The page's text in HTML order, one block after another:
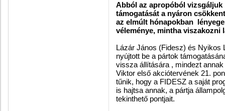
Abból az apropóból vizsgáljuk
támogatását a nyáron
az elmúlt hónapokban
véleménye, mintha viszakozni
Lázár János (Fidesz) és Nyikos
nyújtott be a pártok
vissza állítására , mindezt
Viktor első akciótervének 21.
tűnik, hogy a FIDESZ a saját
is hajtsa annak, a pártja
tekinthető pontjait.